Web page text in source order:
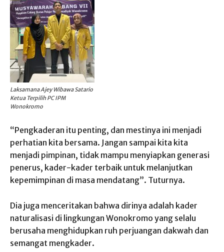
Laksamana Ajey Wibawa Satario
Ketua Terpilih PC IPM
Wonokromo
“Pengkaderan itu penting, dan mestinya ini menjadi
perhatian kita bersama. Jangan sampai kita kita
menjadi pimpinan, tidak mampu menyiapkan generasi
penerus, kader-kader terbaik untuk melanjutkan
kepemimpinan di masa mendatang”. Tuturnya.
Dia juga menceritakan bahwa dirinya adalah kader
naturalisasi di lingkungan Wonokromo yang selalu
berusaha menghidupkan ruh perjuangan dakwah dan
semangat mengkader.